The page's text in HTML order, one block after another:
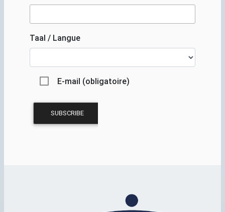
Taal / Langue
E-mail (obligatoire)